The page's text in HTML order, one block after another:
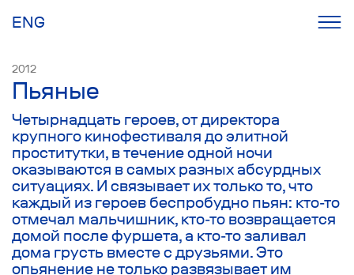
ENG
Пьяные
2012
Четырнадцать героев, от директора
крупного кинофестиваля до элитной
проститутки, в течение одной ночи
оказываются в самых разных абсурдных
ситуациях. И связывает их только то, что
каждый из героев беспробудно пьян: кто-то
отмечал мальчишник, кто-то возвращается
домой после фуршета, а кто-то заливал
дома грусть вместе с друзьями. Это
опьянение не только развязывает им